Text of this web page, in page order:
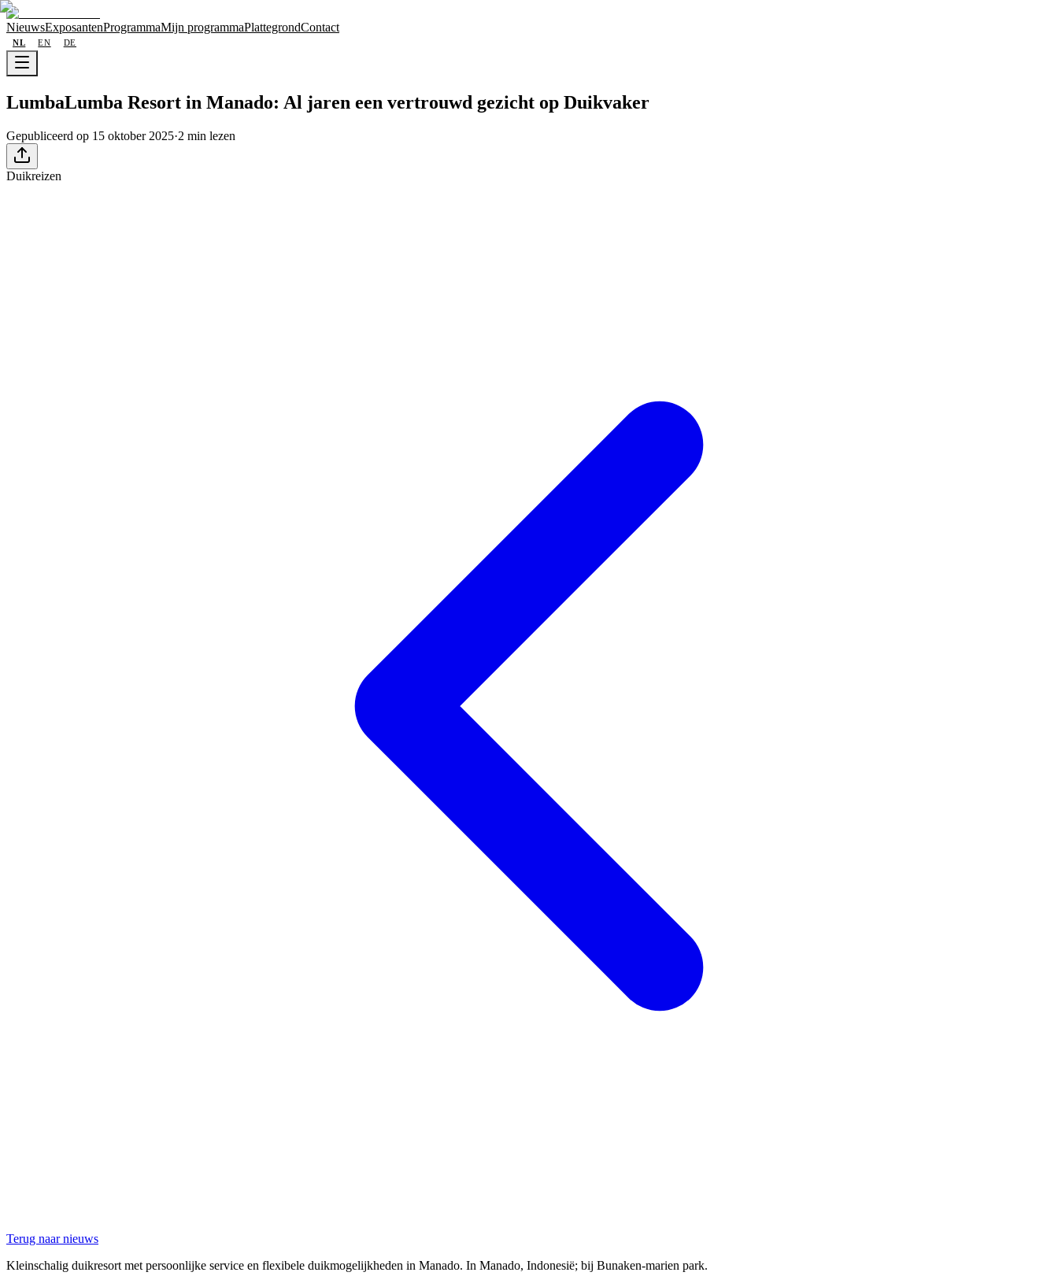
NieuwsExposantenProgrammaMijn programmaPlattegrondContact
NL EN DE
LumbaLumba Resort in Manado: Al jaren een vertrouwd gezicht op Duikvaker
Gepubliceerd op 15 oktober 2025·2 min lezen
Duikreizen
Terug naar nieuws
Kleinschalig duikresort met persoonlijke service en flexibele duikmogelijkheden in Manado. In Manado, Indonesië; bij Bunaken-marien park.